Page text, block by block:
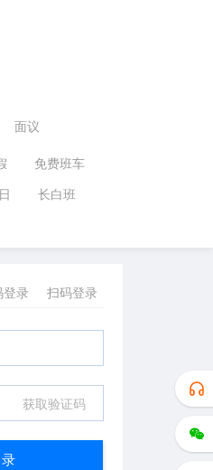
面议
免费班车
长白班
登录 扫码登录
获取验证码